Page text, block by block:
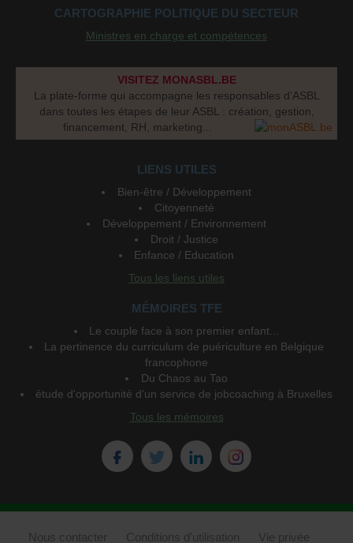
CARTOGRAPHIE POLITIQUE DU SECTEUR
Ministres en charge et compétences
VISITEZ MONASBL.BE
La plate-forme qui accompagne les responsables d’ASBL
dans toutes les étapes de leur ASBL : création, gestion,
financement, RH, marketing...
LIENS UTILES
Bien-être / Développement
Citoyenneté
Développement / Environnement
Droit / Justice
Enfance / Education
Tous les liens utiles
MÉMOIRES TFE
Le couple face à son premier enfant...
La pertinence du curriculum de puériculture en Belgique
francophone
Du Chaos au Tao
étude d'opportunité d'un service de jobcoaching à Bruxelles
Tous les mémoires
Nous contacter Conditions d'utilisation Vie privée